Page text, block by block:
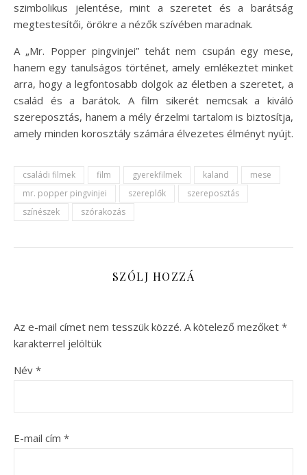
szimbolikus jelentése, mint a szeretet és a barátság
megtestesítői, örökre a nézők szívében maradnak.
A „Mr. Popper pingvinjei” tehát nem csupán egy mese,
hanem egy tanulságos történet, amely emlékeztet minket
arra, hogy a legfontosabb dolgok az életben a szeretet, a
család és a barátok. A film sikerét nemcsak a kiváló
szereposztás, hanem a mély érzelmi tartalom is biztosítja,
amely minden korosztály számára élvezetes élményt nyújt.
családi filmek film gyerekfilmek kaland
mese
mr. popper pingvinjei
szereplők
szereposztás
színészek
szórakozás
SZÓLJ HOZZÁ
Az e-mail címet nem tesszük közzé. A kötelező mezőket *
karakterrel jelöltük
Név *
E-mail cím *